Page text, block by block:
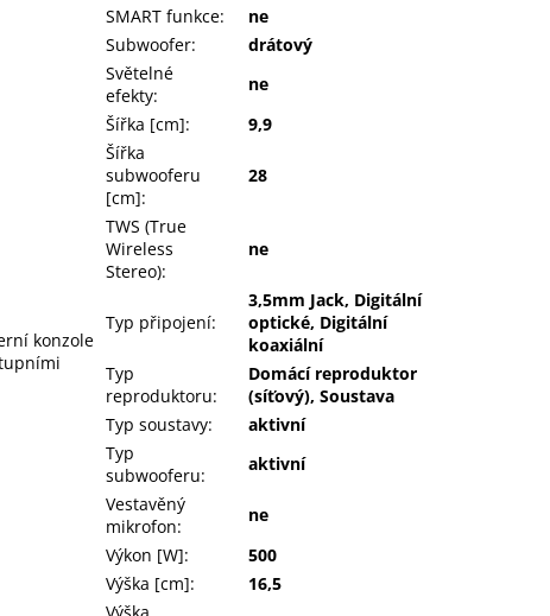
konzole
SMART funkce:
ne
Subwoofer:
drátový
Světelné
efekty:
ne
Šířka [cm]:
9,9
Šířka
subwooferu
[cm]:
28
TWS (True
Wireless
Stereo):
ne
Typ připojení:
3,5mm Jack, Digitální
optické, Digitální
koaxiální
Typ
reproduktoru:
Domácí reproduktor
(síťový), Soustava
Typ soustavy:
aktivní
Typ
subwooferu:
aktivní
Vestavěný
mikrofon:
ne
Výkon [W]:
500
Výška [cm]:
16,5